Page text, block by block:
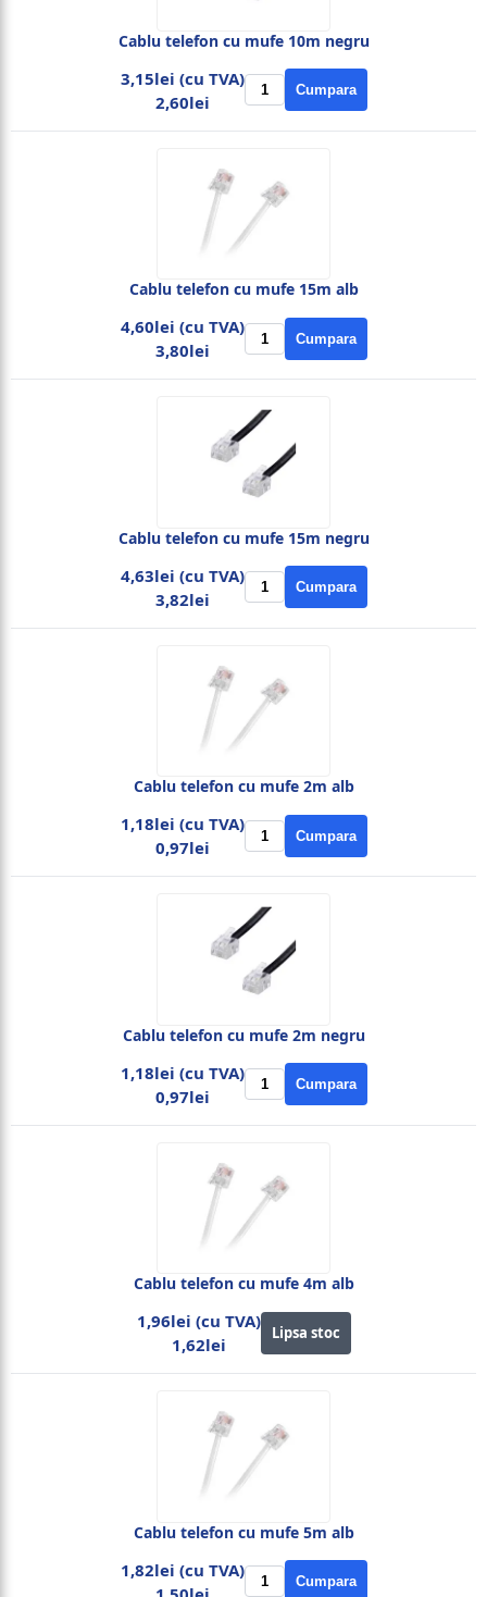
Cablu telefon cu mufe 10m negru
3,15lei (cu TVA)
2,60lei
Cumpara
Cablu telefon cu mufe 15m alb
4,60lei (cu TVA)
3,80lei
Cumpara
Cablu telefon cu mufe 15m negru
4,63lei (cu TVA)
3,82lei
Cumpara
Cablu telefon cu mufe 2m alb
1,18lei (cu TVA)
0,97lei
Cumpara
Cablu telefon cu mufe 2m negru
1,18lei (cu TVA)
0,97lei
Cumpara
Cablu telefon cu mufe 4m alb
1,96lei (cu TVA)
1,62lei
Lipsa stoc
Cablu telefon cu mufe 5m alb
1,82lei (cu TVA)
Cumpara